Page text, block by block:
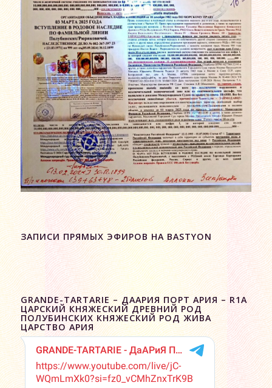
ЗАПИСИ ПРЯМЫХ ЭФИРОВ НА BASTYON
GRANDE-TARTARIE – ДААРИЯ ПОРТ АРИЯ – R1A
ЦАРСКИЙ КНЯЖЕСКИЙ ДРЕВНИЙ РОД
ПОЛУБИНСКИХ КНЯЖЕСКИЙ РОД ЖИВА
ЦАРСТВО АРИЯ